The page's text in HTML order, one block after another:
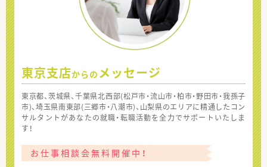
東京支店からの メッセージ
東京都、茨城県、千葉県北西部(松戸市・流山市・柏市・野田市・我孫子
市)、埼玉県南東部(三郷市・八潮市)、山梨県のエリアに精通したコン
サルタントがあなたの就職・転職活動を全力でサポートいたしま
す！
お仕事相談会無料開催中！